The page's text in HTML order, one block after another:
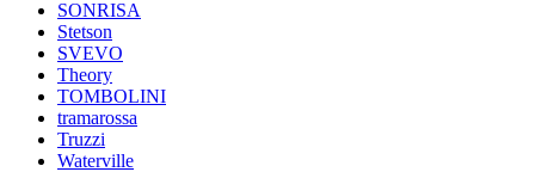
SONRISA
Stetson
SVEVO
Theory
TOMBOLINI
tramarossa
Truzzi
Waterville